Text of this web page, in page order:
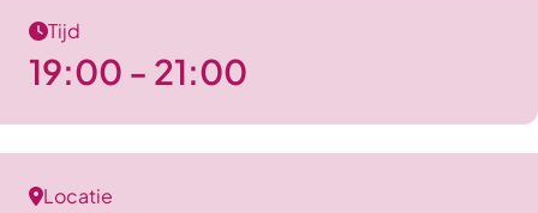
Tijd
19:00 - 21:00
Locatie